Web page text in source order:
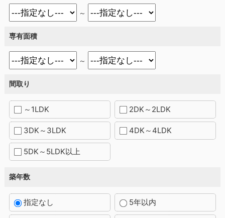
～
専有面積
～
間取り
～1LDK 2DK～2LDK
3DK～3LDK 4DK～4LDK
5DK～5LDK以上
築年数
指定なし 5年以内